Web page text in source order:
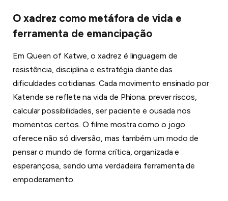
O xadrez como metáfora de vida e
ferramenta de emancipação
Em Queen of Katwe, o xadrez é linguagem de
resistência, disciplina e estratégia diante das
dificuldades cotidianas. Cada movimento ensinado por
Katende se reflete na vida de Phiona: prever riscos,
calcular possibilidades, ser paciente e ousada nos
momentos certos. O filme mostra como o jogo
oferece não só diversão, mas também um modo de
pensar o mundo de forma crítica, organizada e
esperançosa, sendo uma verdadeira ferramenta de
empoderamento.